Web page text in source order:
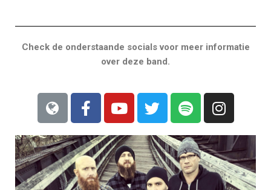
Check de onderstaande socials voor meer informatie
over deze band.